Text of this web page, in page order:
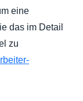
eine
das im Detail
zu